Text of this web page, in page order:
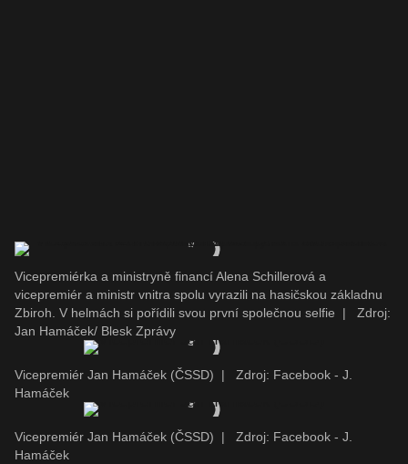
Vicepremiérka a ministryně financí Alena Schillerová a
vicepremiér a ministr vnitra spolu vyrazili na hasičskou základnu
Zbiroh. V helmách si pořídili svou první společnou selfie
|
Zdroj:
Jan Hamáček/ Blesk Zprávy
Vicepremiér Jan Hamáček (ČSSD) |
Zdroj: Facebook - J.
Hamáček
Vicepremiér Jan Hamáček (ČSSD) |
Zdroj: Facebook - J.
Hamáček